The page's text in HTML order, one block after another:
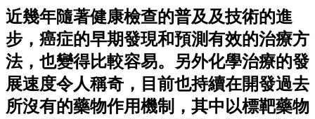
近幾年隨著健康檢查的普及及技術的進
步，癌症的早期發現和預測有效的治療方
法，也變得比較容易。另外化學治療的發
展速度令人稱奇，目前也持續在開發過去
所沒有的藥物作用機制，其中以標靶藥物